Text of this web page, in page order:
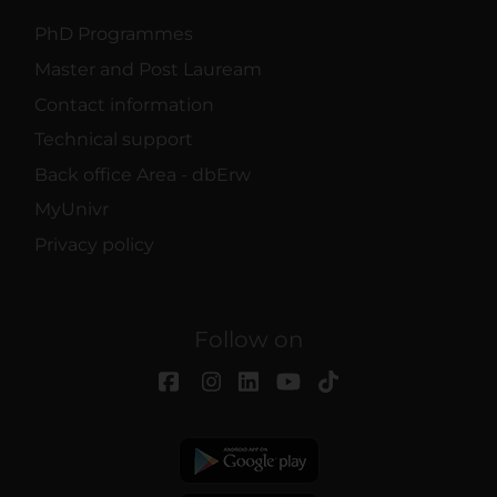
PhD Programmes
Master and Post Lauream
Contact information
Technical support
Back office Area - dbErw
MyUnivr
Privacy policy
Follow on